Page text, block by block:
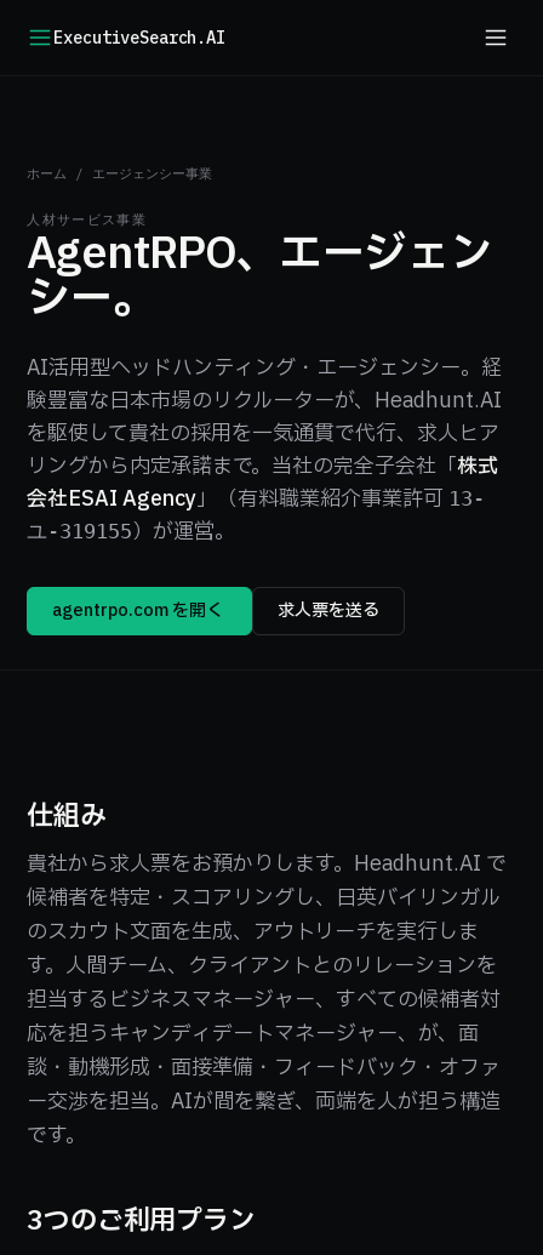
ExecutiveSearch.AI
ホーム / エージェンシー事業
人材サービス事業
AgentRPO、エージェン
シー。
AI活用型ヘッドハンティング・エージェンシー。経
験豊富な日本市場のリクルーターが、Headhunt.AI
を駆使して貴社の採用を一気通貫で代行、求人ヒア
リングから内定承諾まで。当社の完全子会社「株式
会社ESAI Agency」（有料職業紹介事業許可 13-
ユ-319155）が運営。
agentrpo.com を開く → 求人票を送る
仕組み
貴社から求人票をお預かりします。Headhunt.AI で
候補者を特定・スコアリングし、日英バイリンガル
のスカウト文面を生成、アウトリーチを実行しま
す。人間チーム、クライアントとのリレーションを
担当するビジネスマネージャー、すべての候補者対
応を担うキャンディデートマネージャー、が、面
談・動機形成・面接準備・フィードバック・オファ
ー交渉を担当。AIが間を繋ぎ、両端を人が担う構造
です。
3つのご利用プラン